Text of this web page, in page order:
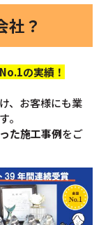
社？
の実績！
、お客様にも業
。
た施工事例をご